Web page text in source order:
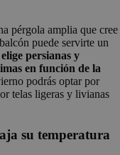
pérgola amplia que cree
puede servirte un
persianas y
en función de la
podrás optar por
telas ligeras y livianas
su temperatura